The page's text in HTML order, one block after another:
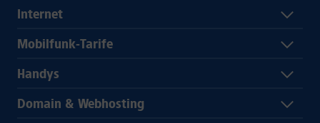
Internet
Mobilfunk-Tarife
Handys
Domain & Webhosting